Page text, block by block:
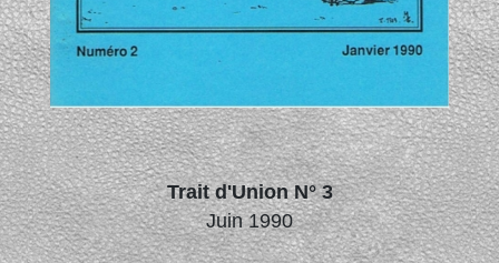
Trait d'Union N° 3
Juin 1990